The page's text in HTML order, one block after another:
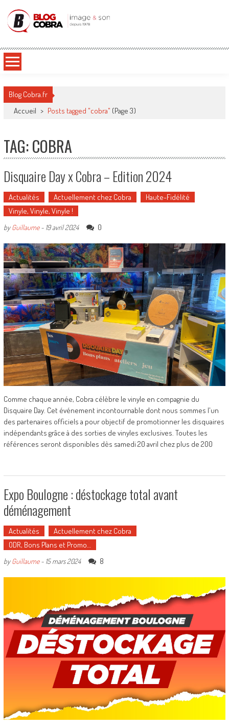
Blog Cobra
Blog Cobra.fr
Accueil > Posts tagged "cobra" (Page 3)
TAG: COBRA
Disquaire Day x Cobra – Edition 2024
Actualités Actuellement chez Cobra
Haute-Fidélité
Vinyle, Vinyle, Vinyle !
byGuillaume- 19 avril 2024 0
Comme chaque année, Cobra célèbre le vinyle en compagnie du
Disquaire Day. Cet événement incontournable dont nous sommes l'un
des partenaires officiels a pour objectif de promotionner les disquaires
indépendants grâce à des sorties de vinyles exclusives. Toutes les
références seront disponibles dès samedi 20 avril chez plus de 200
Expo Boulogne : déstockage total avant
déménagement
Actualités
Actuellement chez Cobra
ODR, Bons Plans et Promo…
byGuillaume- 15 mars 2024 8